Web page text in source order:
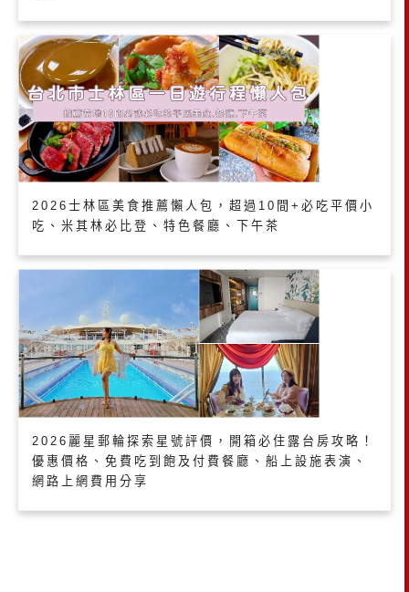
2026士林區美食推薦懶人包，超過10間+必吃平價小
吃、米其林必比登、特色餐廳、下午茶
2026麗星郵輪探索星號評價，開箱必住露台房攻略！
優惠價格、免費吃到飽及付費餐廳、船上設施表演、
網路上網費用分享